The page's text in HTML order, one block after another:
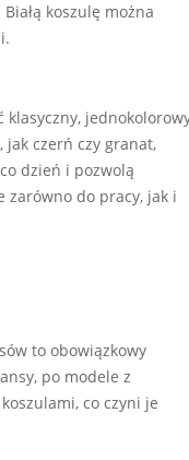
koszulę można
czerń czy granat,
dzień i pozwolą
zarówno do pracy, jak i
to obowiązkowy
po modele z
co czyni je